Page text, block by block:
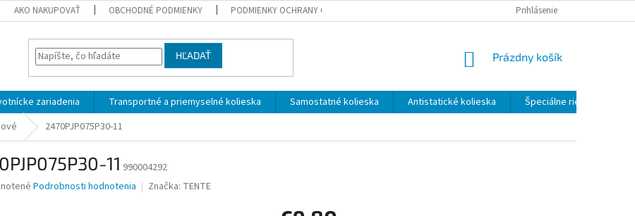
AKO NAKUPOVAŤ OBCHODNÉ PODMIENKY PODMIENKY OCHRANY OSOBNÝCH ÚDAJOV ODSTÚPENIE OD ZMLUVY - FORMULÁR
Prihlásenie
HĽADAŤ
NÁKUPNÝ
Prázdny košík
zariadenia Transportné a priemyselné kolieska Samostatné kolieska Antistatické kolieska Špeciálne riešenia
2470PJP075P30-11
11 990004292
Podrobnosti hodnotenia Značka: TENTE